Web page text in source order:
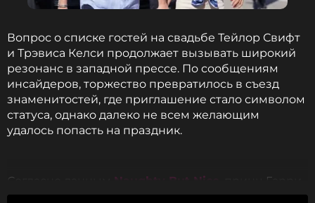
Вопрос о списке гостей на свадьбе Тейлор Свифт
и Трэвиса Келси продолжает вызывать широкий
резонанс в западной прессе. По сообщениям
инсайдеров, торжество превратилось в съезд
знаменитостей, где приглашение стало символом
статуса, однако далеко не всем желающим
удалось попасть на праздник.
Согласно данным Naughty But Nice
, принц Гарри
и Меган Маркл якобы предпринимали попытки